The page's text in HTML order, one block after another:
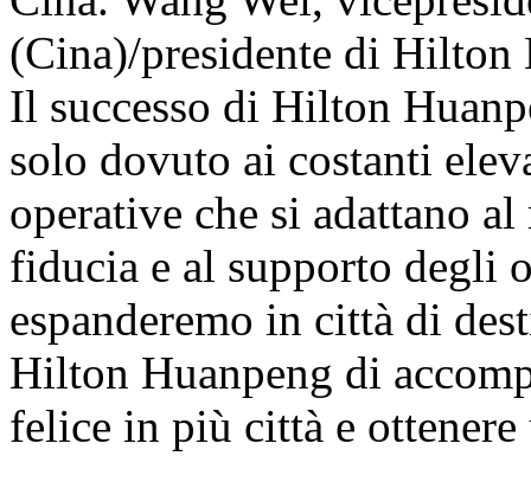
(Cina)/presidente di Hilton
Il successo di Hilton
solo dovuto ai costanti
operative che si adattano
fiducia e al supporto degli
espanderemo in città di
Hilton Huanpeng di
felice in più città e ottenere